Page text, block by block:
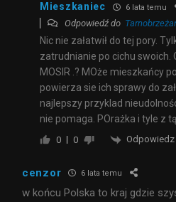
Mieszkaniec 6 lata temu
Odpowiedź do
Nic nie załatwił do tej pory.
zatrudnianie po cichu swoich.
MOSIR .? MOże mieszkańcy
powierza sie ich sprawy do
najlepszy przyklad
nie pomaga. POrażka i tyle z
0 0 Odpowiedz
cenzor 6 lata temu
w końcu Polska to kraj gdzie